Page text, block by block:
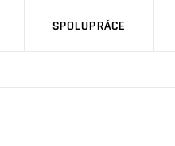
SPOLUPRÁCE